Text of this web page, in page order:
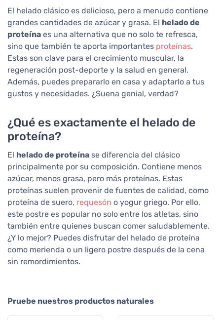
El helado clásico es delicioso, pero a menudo contiene
grandes cantidades de azúcar y grasa. El helado de
proteína es una alternativa que no solo te refresca,
sino que también te aporta importantes proteínas.
Estas son clave para el crecimiento muscular, la
regeneración post-deporte y la salud en general.
Además, puedes prepararlo en casa y adaptarlo a tus
gustos y necesidades. ¿Suena genial, verdad?
¿Qué es exactamente el helado de
proteína?
El helado de proteína se diferencia del clásico
principalmente por su composición. Contiene menos
azúcar, menos grasa, pero más proteínas. Estas
proteínas suelen provenir de fuentes de calidad, como
proteína de suero, requesón o yogur griego. Por ello,
este postre es popular no solo entre los atletas, sino
también entre quienes buscan comer saludablemente.
¿Y lo mejor? Puedes disfrutar del helado de proteína
como merienda o un ligero postre después de la cena
sin remordimientos.
Pruebe nuestros productos naturales